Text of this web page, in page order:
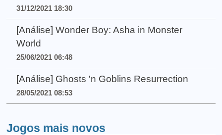
31/12/2021 18:30
[Análise] Wonder Boy: Asha in Monster
World
25/06/2021 06:48
[Análise] Ghosts 'n Goblins Resurrection
28/05/2021 08:53
Jogos mais novos